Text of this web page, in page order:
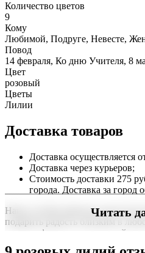
Количество цветов
9
Кому
Любимой, Подруге, Невесте,
Повод
14 февраля, Ко дню Учителя, 8
Цвет
розовый
Цветы
Лилии
Доставка товаров
Доставка осуществляется
Доставка через курьеров;
Стоимость доставки 275
города. Доставка за город
Наша служба работает
подарить радость близким в
можно оформить заказ онлайн с
Читать